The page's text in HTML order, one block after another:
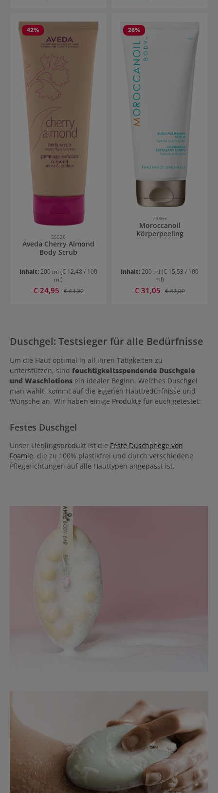
42%
55526
Aveda Cherry Almond
Body Scrub
Inhalt:200 ml (€ 12,48 / 100
ml)
Verkaufspreis:
€ 24,95 Regulärer Preis:
€ 43,20
26%
79363
Moroccanoil
Körperpeeling
Inhalt:200 ml (€ 15,53 / 100
ml)
Verkaufspreis:
€ 31,05 Regulärer Preis:
€ 42,00
Duschgel: Testsieger für alle Bedürfnisse
Um die Haut optimal in all ihren Tätigkeiten zu
unterstützen, sind feuchtigkeitsspendende Duschgele
und Waschlotions ein idealer Beginn. Welches Duschgel
man wählt, kommt auf die eigenen Hautbedürfnisse und
Wünsche an. Wir haben einige Produkte für euch getestet:
Festes Duschgel
Unser Lieblingsprodukt ist die Feste Duschpflege von
Foamie, die zu 100% plastikfrei und durch verschiedene
Pflegerichtungen auf alle Hauttypen angepasst ist.